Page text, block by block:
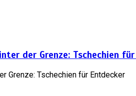
der Grenze: Tschechien
Grenze: Tschechien für Entdecker